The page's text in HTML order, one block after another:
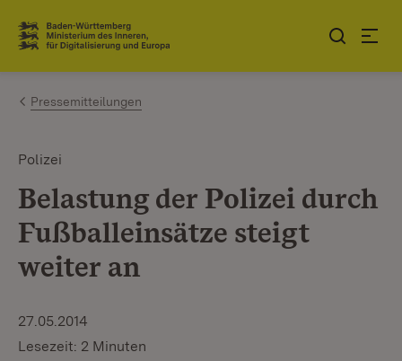
Zum Inhalt springen
Link zur Startseite
Pressemitteilungen
Polizei
Belastung der Polizei durch
Fußballeinsätze steigt
weiter an
27.05.2014
Lesezeit: 2 Minuten